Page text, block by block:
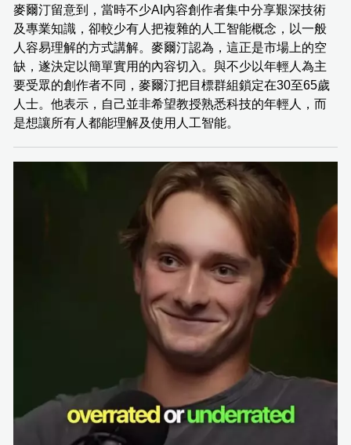
麥爾汀留意到，當時不少AI內容創作者集中分享艱深技術
及專業知識，卻較少有人把複雜的人工智能概念，以一般
人容易理解的方式講解。麥爾汀認為，這正是市場上的空
缺，遂決定以簡單實用的內容切入。與不少以年輕人為主
要受眾的創作者不同，麥爾汀把目標群組鎖定在30至65歲
人士。他表示，自己並非希望教授熟悉科技的年輕人，而
是想讓所有人都能理解及使用人工智能。